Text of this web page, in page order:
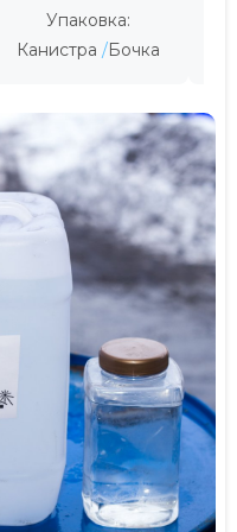
Упаковка:
Канистра
Бочка